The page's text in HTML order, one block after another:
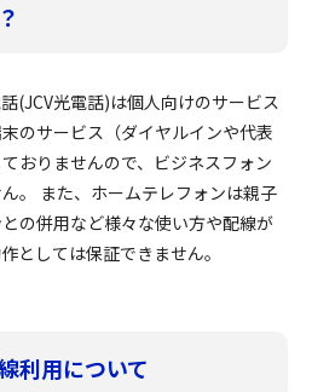
(JCV光電話)は個人向けのサービス
のサービス（ダイヤルインや代表
おりませんので、ビジネスフォン
。 また、ホームテレフォンは親子
の併用など様々な使い方や配線が
としては保証できません。
利用について